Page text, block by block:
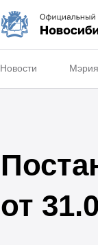
Новости Мэрия
от